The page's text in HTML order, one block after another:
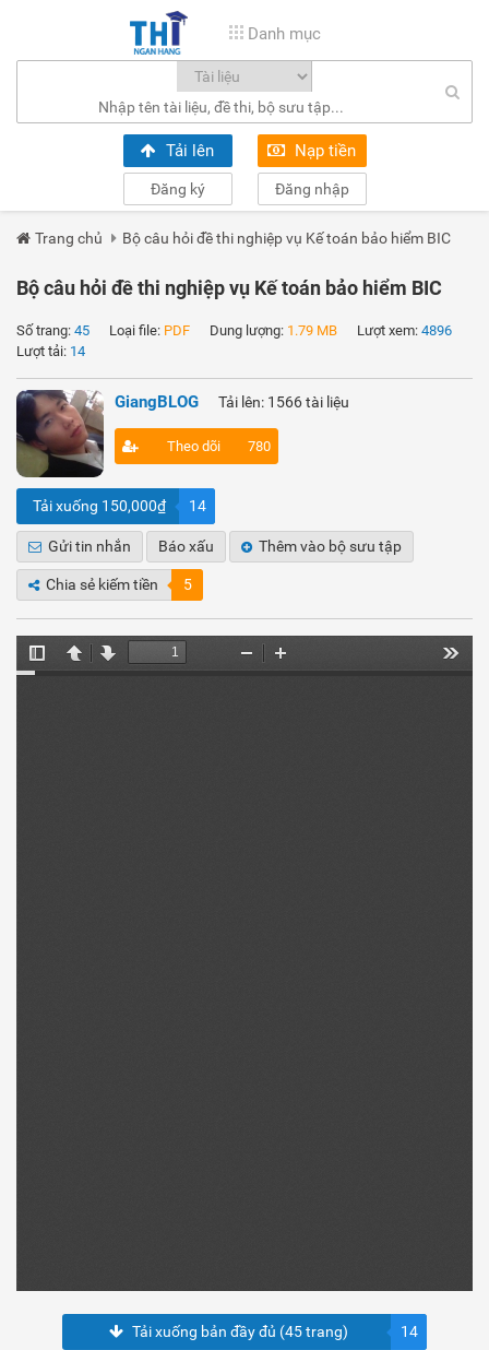
Danh mục
Tải lên Nạp tiền
Đăng ký Đăng nhập
Trang chủ Bộ câu hỏi đề thi nghiệp vụ Kế toán bảo hiểm BIC
Bộ câu hỏi đề thi nghiệp vụ Kế toán bảo hiểm BIC
Số trang: 45 Loại file: PDF Dung lượng: 1.79 MB Lượt xem: 4896
Lượt tải: 14
GiangBLOG Tải lên: 1566 tài liệu
Theo dõi 780
Tải xuống 150,000₫ 14
Gửi tin nhắn Báo xấu Thêm vào bộ sưu tập
Chia sẻ kiếm tiền 5
Tải xuống bản đầy đủ (45 trang) 14